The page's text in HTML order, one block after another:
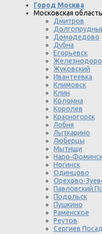
Город Москва
Московская область
Дмитров
Домодедово
Дубна
Егорьевск
Жуковский
Ивантеевка
Климовск
Клин
Коломна
Королев
Красногорск
Лобня
Лыткарино
Люберцы
Мытищи
Наро-
Ногинск
Одинцово
Орехово-
Павловский
Подольск
Пушкино
Раменское
Реутов
Сергиев Посад